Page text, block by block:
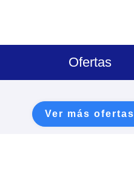
Ofertas
Ver más ofertas